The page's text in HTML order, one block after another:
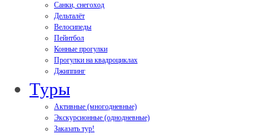
Cанки, снегоход
Дельталёт
Велосипеды
Пейнтбол
Конные прогулки
Прогулки на квадроциклах
Джиппинг
Туры
Активные (многодневные)
Экскурсионные (однодневные)
Заказать тур!